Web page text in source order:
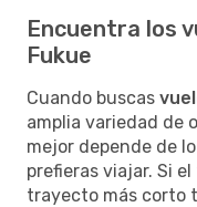
Encuentra los
Fukue
Cuando buscas
amplia variedad de
mejor depende de
prefieras viajar. Si
trayecto más corto